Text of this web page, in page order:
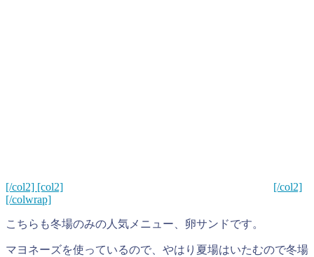
[/col2] [col2]
[/col2]
[/colwrap]
こちらも冬場のみの人気メニュー、卵サンドです。
マヨネーズを使っているので、やはり夏場はいたむので冬場